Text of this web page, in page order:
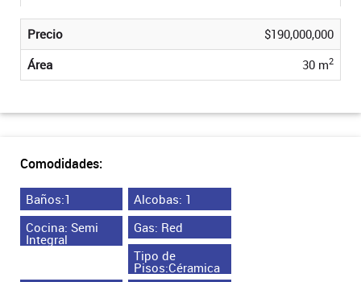
Precio
$190,000,000
Área
30 m2
Comodidades:
Baños:1
Alcobas: 1
Cocina: Semi
Integral
Gas: Red
Tipo de
Pisos:Céramica